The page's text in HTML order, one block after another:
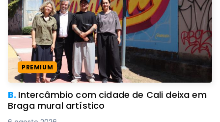
PREMIUM
B. Intercâmbio com cidade de Cali deixa em
Braga mural artístico